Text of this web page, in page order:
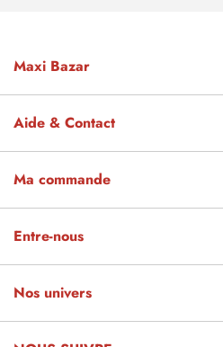
Maxi Bazar
Aide & Contact
Ma commande
Entre-nous
Nos univers